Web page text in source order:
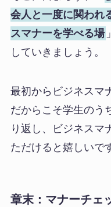
会人と一度に関われ
スマナーを学べる場
していきましょう。
最初からビジネスマ
だからこそ学生のう
り返し、ビジネスマ
ただけると嬉しいで
章末：マナーチェ